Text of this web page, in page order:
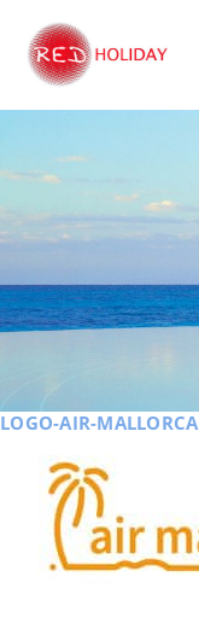
LOGO-AIR-MALLORCA